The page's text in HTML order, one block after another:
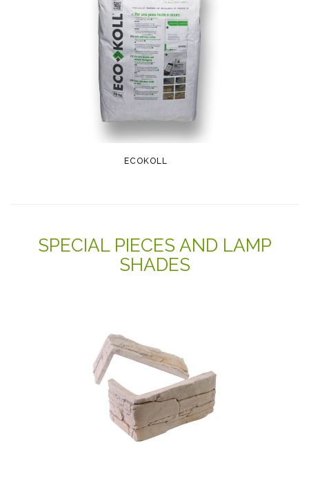
ECOKOLL
SPECIAL PIECES AND LAMP
SHADES